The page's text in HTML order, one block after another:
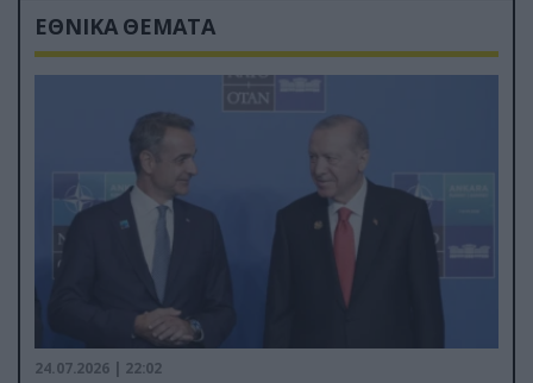
ΕΘΝΙΚΑ ΘΕΜΑΤΑ
24.07.2026 | 22:02